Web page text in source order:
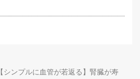
【シンプルに血管が若返る】腎臓が寿